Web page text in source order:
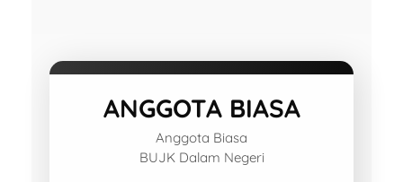
ANGGOTA BIASA
Anggota Biasa
BUJK Dalam Negeri